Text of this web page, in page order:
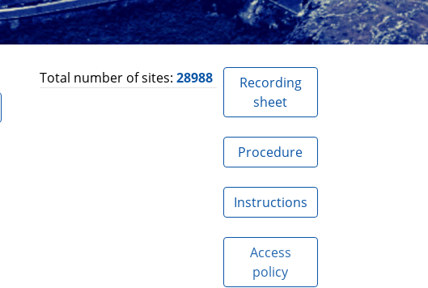
Total number of sites: 28988
Recording
sheet
Procedure
Instructions
Access
policy